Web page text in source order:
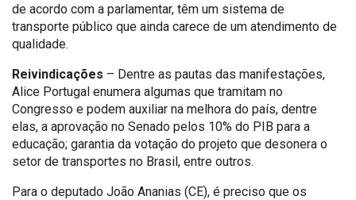
de acordo com a parlamentar, têm um sistema de
transporte público que ainda carece de um atendimento de
qualidade.
Reivindicações – Dentre as pautas das manifestações,
Alice Portugal enumera algumas que tramitam no
Congresso e podem auxiliar na melhora do país, dentre
elas, a aprovação no Senado pelos 10% do PIB para a
educação; garantia da votação do projeto que desonera o
setor de transportes no Brasil, entre outros.
Para o deputado João Ananias (CE), é preciso que os